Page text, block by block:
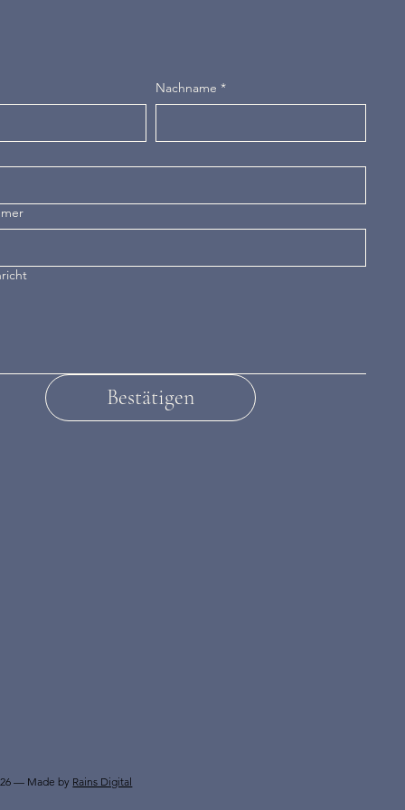
Nachname *
Bestätigen
— Made by Rains Digital